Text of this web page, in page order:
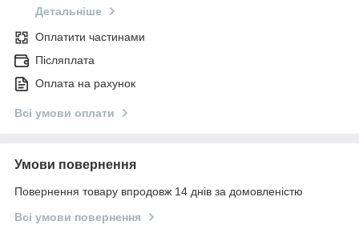
Детальніше
Оплатити частинами
Післяплата
Оплата на рахунок
Всі умови оплати
Умови повернення
Повернення товару впродовж 14 днів за домовленістю
Всі умови повернення